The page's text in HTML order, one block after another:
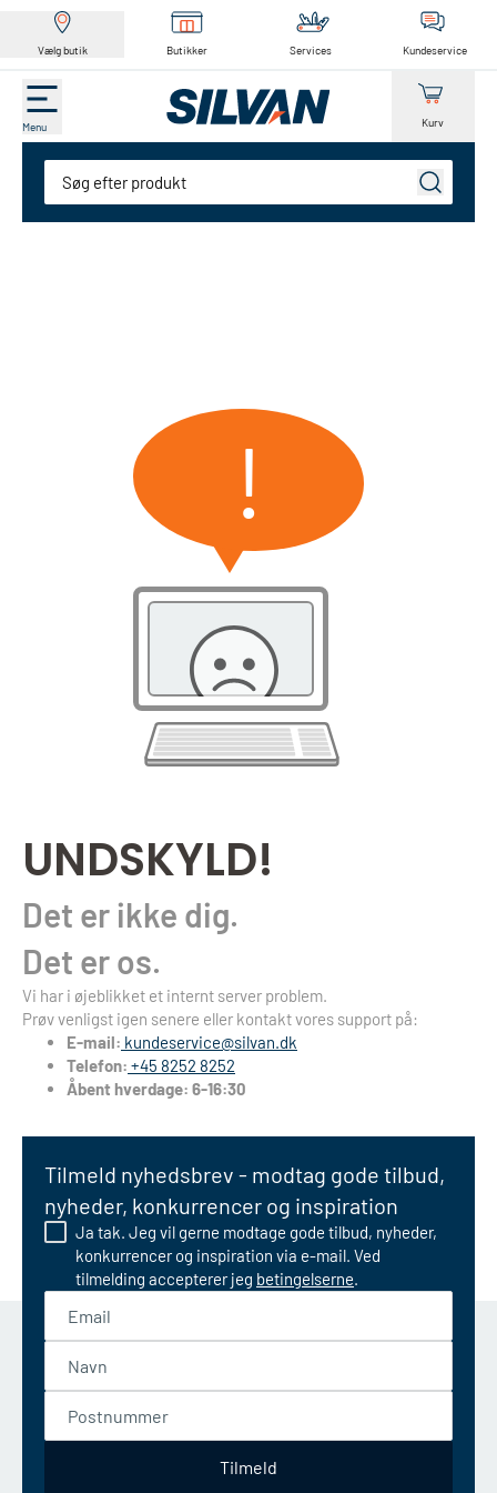
Vælg butik Butikker Services Kundeservice
Menu Kurv
Søg
UNDSKYLD!
Det er ikke dig.
Det er os.
Vi har i øjeblikket et internt server problem.
Prøv venligst igen senere eller kontakt vores support på:
E-mail: kundeservice@silvan.dk
Telefon: +45 8252 8252
Åbent hverdage: 6-16:30
!
Tilmeld nyhedsbrev - modtag gode tilbud,
nyheder, konkurrencer og inspiration
Ja tak. Jeg vil gerne modtage gode tilbud, nyheder,
konkurrencer og inspiration via e-mail. Ved
tilmelding accepterer jeg betingelserne.
Tilmeld